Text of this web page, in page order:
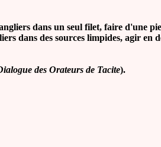
dans un seul filet, faire d'une
des sources limpides, agir en
des Orateurs de Tacite).